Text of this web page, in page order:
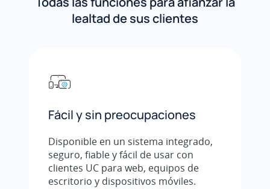
lealtad de sus clientes
Fácil y sin preocupaciones
Disponible en un sistema integrado,
seguro, fiable y fácil de usar con
clientes UC para web, equipos de
escritorio y dispositivos móviles.